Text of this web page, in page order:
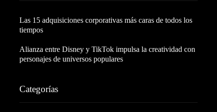
Las 15 adquisiciones corporativas más caras de todos los
tiempos
Alianza entre Disney y TikTok impulsa la creatividad con
personajes de universos populares
Categorías